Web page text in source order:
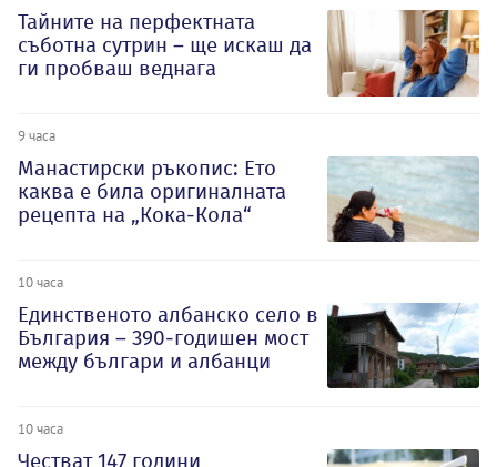
Тайните на перфектната
съботна сутрин – ще искаш да
ги пробваш веднага
9 часа
Манастирски ръкопис: Ето
каква е била оригиналната
рецепта на „Кока-Кола“
10 часа
Единственото албанско село в
България – 390-годишен мост
между българи и албанци
10 часа
Честват 147 години